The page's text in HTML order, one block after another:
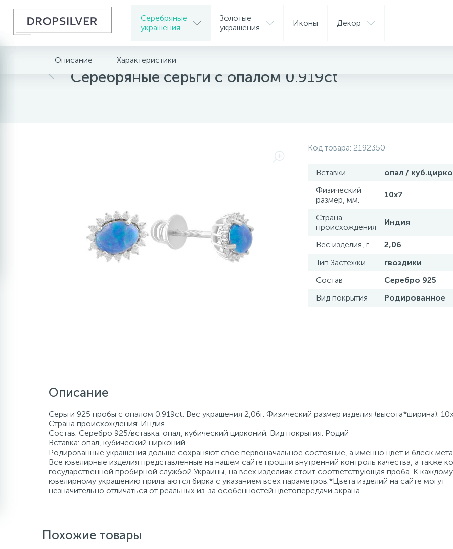
Серебряные
украшения
Золотые
украшения
Иконы Декор
Главная Серебряные украшения
Серебряные серьги с опалом 0.919ct
Описание Характеристики
Код товара: 2192350
Вставки
опал /
Физический
размер, мм.
10х7
Страна
происхождения
Индия
Вес изделия, г.
2,06
Тип Застежки
гвоздики
Состав
Серебро 925
Вид покрытия
Родированное
Описание
Серьги 925 пробы с опалом 0.919ct. Вес украшения 2,06г. Физический размер изделия (высота*ширина):
Страна происхождения: Индия.
Состав: Серебро 925/вставка: опал, кубический цирконий. Вид покрытия: Родий
Вставка: опал, кубический цирконий.
Родированные украшения дольше сохраняют свое первоначальное состояние, а именно цвет и блеск
Все ювелирные изделия представленные на нашем сайте прошли внутренний контроль качества, а также
государственной пробирной службой Украины, на всех изделиях стоит соответствующая проба. К каждому
ювелирному украшению прилагаются бирка с указанием всех параметров.*Цвета изделий на сайте могут
незначительно отличаться от реальных из-за особенностей цветопередачи экрана
Похожие товары